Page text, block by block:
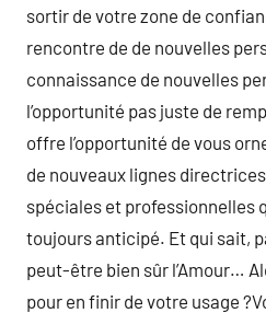
sortir de votre zone de
rencontre de de nouvelles
connaissance de nouvelles
l’opportunité pas juste de
offre l’opportunité de vous
de nouveaux lignes
spéciales et professionnelles
toujours anticipé. Et qui sait,
peut-être bien sûr l’Amour…
pour en finir de votre usage